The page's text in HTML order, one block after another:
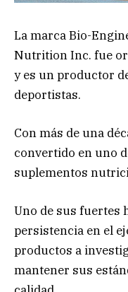
La marca Bio-
Nutrition Inc. fue
y es un productor
deportistas.
Con más de una
convertido en uno
suplementos
Uno de sus fuertes
persistencia en el
productos a
mantener sus